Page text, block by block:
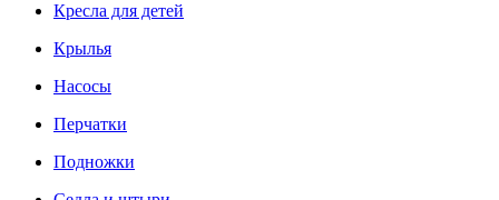
Кресла для детей
Крылья
Насосы
Перчатки
Подножки